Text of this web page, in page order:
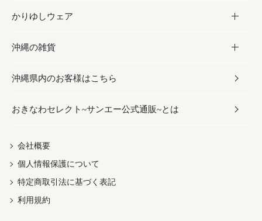
レトルト食品
乾物／粉類
お酢／ドレッシング
しょうゆ
みそ
だし／スパイス／島唐辛子
ちんすこう
伝統菓子
スナック
おつまみ
紅芋
泡盛
ビール・チューハイ
ワイン・ウィスキー・カクテル
ドリンク
茶葉
コスメ
スキンケア
ボディケア
ヘアケア
UVケア
かりゆしウェア
かりゆしウェア
メンズ
レディース
沖縄の雑貨
雑貨
沖縄ファッション
伝統工芸品
沖縄県内のお客様はこちら
おきなわセレクト~サンエー公式通販~とは
会社概要
個人情報保護について
特定商取引法に基づく表記
利用規約